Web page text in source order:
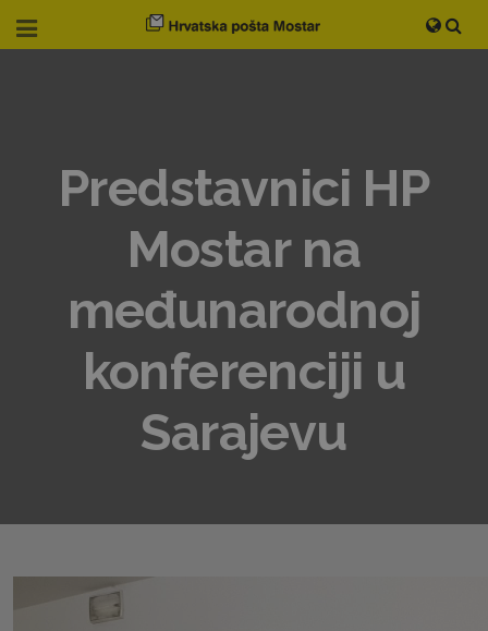
Predstavnici HP
Mostar na
međunarodnoj
konferenciji u
Sarajevu